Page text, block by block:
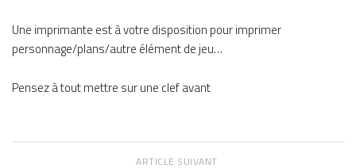
Une imprimante est à votre disposition pour imprimer
personnage/plans/autre élément de jeu…
Pensez à tout mettre sur une clef avant
ARTICLE SUIVANT